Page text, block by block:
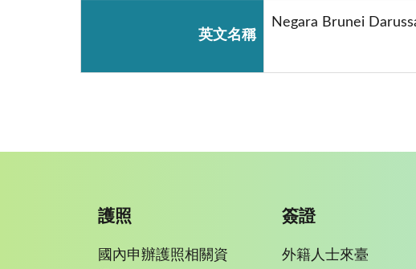
英文名稱
Negara Brunei
護照
國內申辦護照相關資
簽證
外籍人士來臺